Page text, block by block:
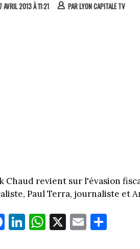
AVRIL 2013 À 11:21 PARLYON CAPITALE TV
Chaud revient sur l'évasion
Paul Terra, journaliste et
Fa
ce
Li
nk
W
ha
X E
m